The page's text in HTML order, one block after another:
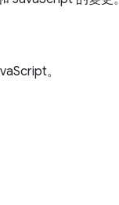
。